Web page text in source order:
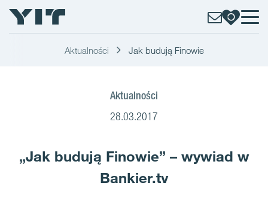
Aktualności Jak budują Finowie
Aktualności
28.03.2017
„Jak budują Finowie” – wywiad w
Bankier.tv